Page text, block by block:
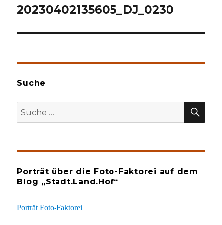
20230402135605_DJ_0230
Suche
Suche
nach:
Porträt über die Foto-Faktorei auf dem
Blog „Stadt.Land.Hof“
Porträt Foto-Faktorei